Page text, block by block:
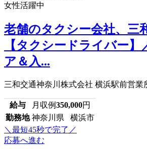
女性活躍中
老舗のタクシー会社、三
【タクシードライバー】
ア＆入...
三和交通神奈川株式会社 横浜駅前営業
給与 月収例350,000円
勤務地 神奈川県 横浜市
＼最短45秒で完了／
応募へ進む